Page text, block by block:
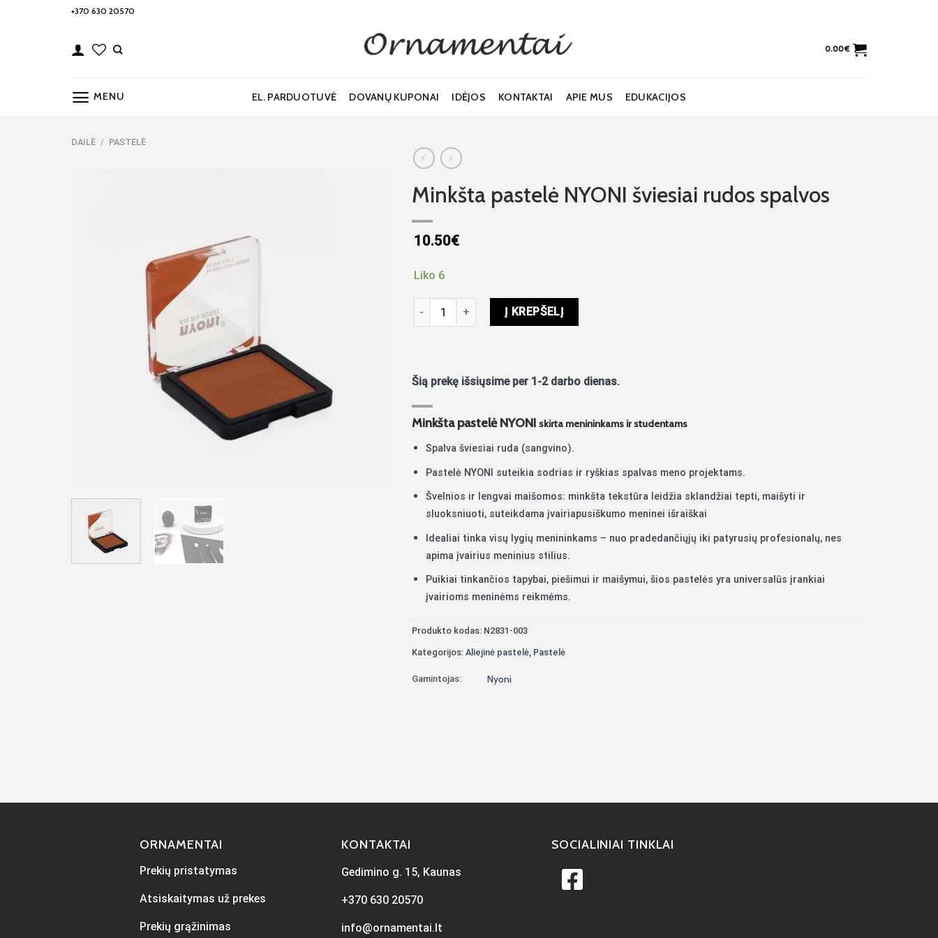
+370 630 20570
0.00€
MENU EL. PARDUOTUVĖ DOVANŲ KUPONAI IDĖJOS KONTAKTAI APIE MUS EDUKACIJOS
DAILĖ / PASTELĖ
Minkšta pastelė NYONI šviesiai rudos spalvos
10.50€
Liko 6
produkto kiekis: Minkšta pastelė NYONI šviesiai rudos spalvos
Į KREPŠELĮ
Šią prekę išsiųsime per 1-2 darbo dienas.
Minkšta pastelė NYONI skirta menininkams ir studentams
Spalva šviesiai ruda (sangvino).
Pastelė NYONI suteikia sodrias ir ryškias spalvas meno projektams.
Švelnios ir lengvai maišomos: minkšta tekstūra leidžia sklandžiai tepti, maišyti ir
sluoksniuoti, suteikdama įvairiapusiškumo meninei išraiškai
Idealiai tinka visų lygių menininkams – nuo ​​pradedančiųjų iki patyrusių profesionalų, nes
apima įvairius meninius stilius.
Puikiai tinkančios tapybai, piešimui ir maišymui, šios pastelės yra universalūs įrankiai
įvairioms meninėms reikmėms.
Produkto kodas: N2831-003
Kategorijos: Aliejinė pastelė, Pastelė
Gamintojas: Nyoni
ORNAMENTAI
Prekių pristatymas
Atsiskaitymas už prekes
Prekių grąžinimas
KONTAKTAI
Gedimino g. 15, Kaunas
+370 630 20570
info@ornamentai.lt
SOCIALINIAI TINKLAI